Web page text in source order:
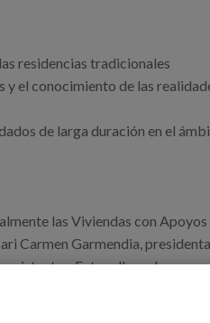
residencias tradicionales
el conocimiento de las
de larga duración en el
las Viviendas con Apoyos
Carmen Garmendia,
Entre ellas, a los